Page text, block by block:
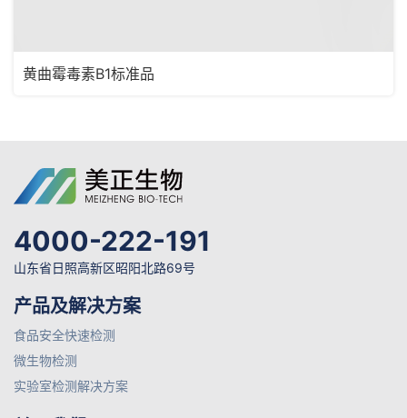
黄曲霉毒素B1标准品
4000-222-191
山东省日照高新区昭阳北路69号
产品及解决方案
食品安全快速检测
微生物检测
实验室检测解决方案